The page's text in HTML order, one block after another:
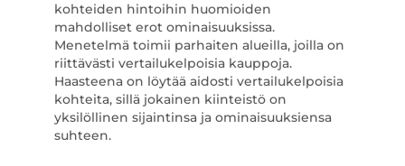
kohteiden hintoihin huomioiden
mahdolliset erot ominaisuuksissa.
Menetelmä toimii parhaiten alueilla, joilla on
riittävästi vertailukelpoisia kauppoja.
Haasteena on löytää aidosti vertailukelpoisia
kohteita, sillä jokainen kiinteistö on
yksilöllinen sijaintinsa ja ominaisuuksiensa
suhteen.